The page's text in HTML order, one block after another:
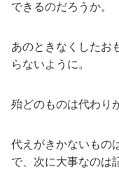
できるのだろうか。
あのときなくしたお
らないように。
殆どのものは代わり
代えがきかないもの
で、次に大事なのは